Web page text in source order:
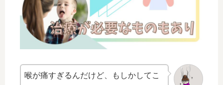
喉が痛すぎるんだけど、もしかしてこ